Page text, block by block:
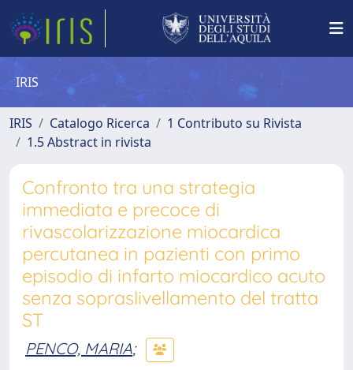
IRIS
IRIS Catalogo Ricerca
1 Contributo su Rivista
1.5 Abstract in rivista
Confronto tra una strategia
immediata e precoce di
rivascolarizzazione miocardica
percutanea in pazienti con primo
episodio di infarto miocardico acuto
senza sopraslivellamento del tratta
ST
PENCO, MARIA;